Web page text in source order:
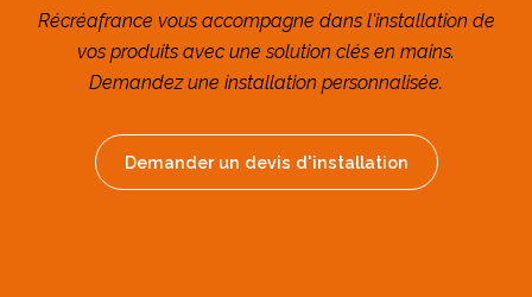
Récréafrance vous accompagne dans l'installation de
vos produits avec une solution clés en mains.
Demandez une installation personnalisée.
Demander un devis d'installation